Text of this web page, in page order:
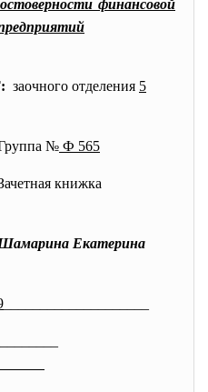
финансовой
заочного отделения 5
№ Ф 565
книжка
Екатерина